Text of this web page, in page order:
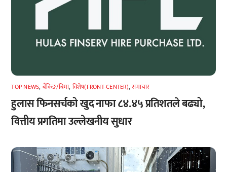
TOP NEWS, बैंकिङ/बिमा, विशेष(FRONT-CENTER),समाचार
हुलास फिनसर्चको खुद नाफा ८४.४५ प्रतिशतले बढ्यो,
वित्तीय प्रगतिमा उल्लेखनीय सुधार